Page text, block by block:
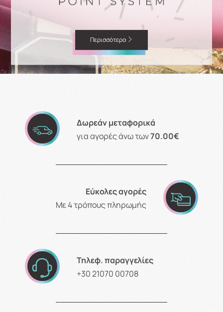
Περισσότερα
Δωρεάν μεταφορικά
για αγορές άνω των70.00€
Εύκολες αγορές
Με 4 τρόπους πληρωμής
Τηλεφ. παραγγελίες
+30 21070 00708